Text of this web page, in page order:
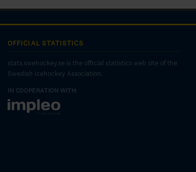
OFFICIAL STATISTICS
stats.swehockey.se is the official statistics web site of the
Swedish Icehockey Association.
IN COOPERATION WITH: